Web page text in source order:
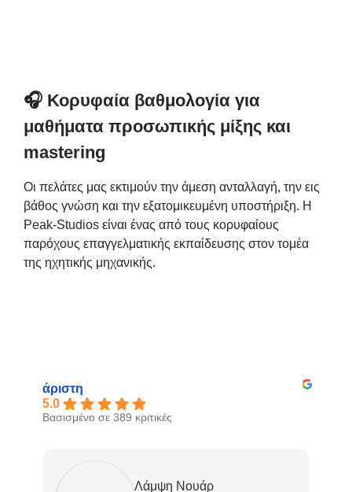
🎧 Κορυφαία βαθμολογία για
μαθήματα προσωπικής μίξης και
mastering
Οι πελάτες μας εκτιμούν την άμεση ανταλλαγή, την εις
βάθος γνώση και την εξατομικευμένη υποστήριξη. Η
Peak-Studios είναι ένας από τους κορυφαίους
παρόχους επαγγελματικής εκπαίδευσης στον τομέα
της ηχητικής μηχανικής.
άριστη
5.0
Βασισμένο σε 389 κριτικές
Λάμψη Νουάρ